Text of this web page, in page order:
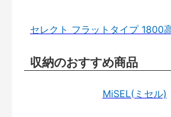
セレクト フラットタイプ 1800
収納のおすすめ商品
MiSEL(ミセル)